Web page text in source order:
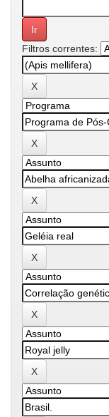
Filtros correntes: